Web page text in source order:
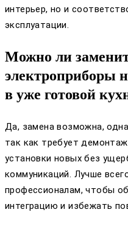
интерьер, но и
эксплуатации.
Можно ли
электроприборы
в уже готовой
Да, замена возможна,
так как требует
установки новых без
коммуникаций. Лучше
профессионалам, чтобы
интеграцию и избежать